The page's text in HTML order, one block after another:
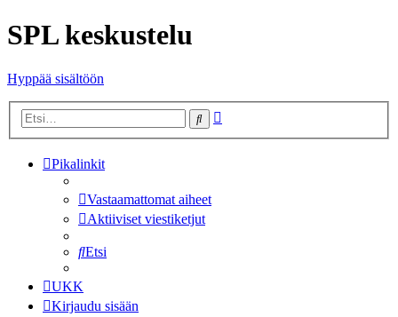
SPL keskustelu
Hyppää sisältöön
Etsi
Pikalinkit
Vastaamattomat aiheet
Aktiiviset viestiketjut
Etsi
UKK
Kirjaudu sisään